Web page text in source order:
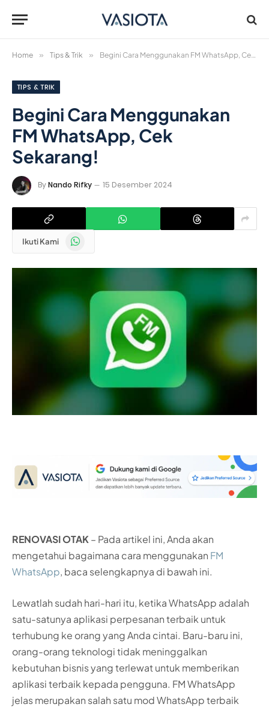
Home » Tips & Trik » Begini Cara Menggunakan FM WhatsApp, Cek Sekarang!
TIPS & TRIK
Begini Cara Menggunakan
FM WhatsApp, Cek
Sekarang!
ByNando Rifky 15 Desember 2024
Ikuti Kami WhatsApp
RENOVASI OTAK– Pada artikel ini, Anda akan
mengetahui bagaimana cara menggunakan FM
WhatsApp, baca selengkapnya di bawah ini.
Lewatlah sudah hari-hari itu, ketika WhatsApp adalah
satu-satunya aplikasi perpesanan terbaik untuk
terhubung ke orang yang Anda cintai. Baru-baru ini,
orang-orang teknologi tidak meninggalkan
kebutuhan bisnis yang terlewat untuk memberikan
aplikasi terbaik kepada pengguna. FM WhatsApp
jelas merupakan salah satu mod WhatsApp terbaik